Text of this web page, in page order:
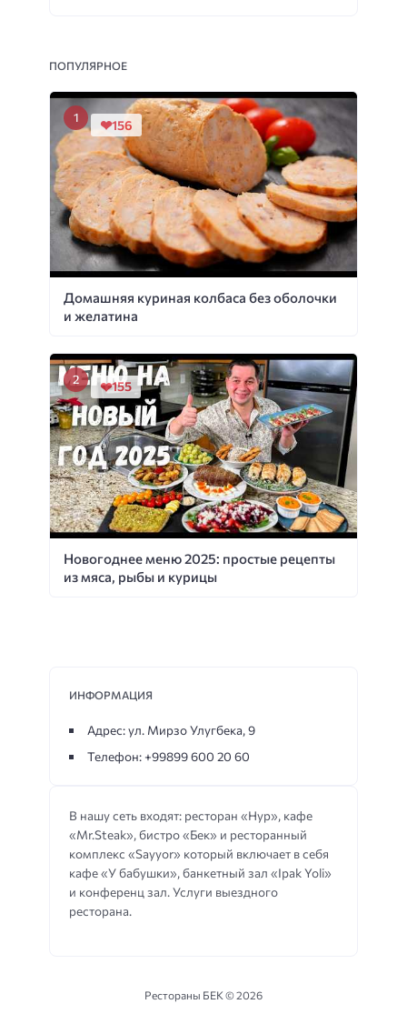
ПОПУЛЯРНОЕ
Домашняя куриная колбаса без оболочки
и желатина
156
Новогоднее меню 2025: простые рецепты
из мяса, рыбы и курицы
155
В нашу сеть входят: ресторан «Нур», кафе
«Mr.Steak», бистро «Бек» и ресторанный
комплекс «Sayyor» который включает в себя
кафе «У бабушки», банкетный зал «Ipak Yoli»
и конференц зал. Услуги выездного
ресторана.
ИНФОРМАЦИЯ
Адрес: ул. Мирзо Улугбека, 9
Телефон: +99899 600 20 60
Рестораны БЕК ©2026